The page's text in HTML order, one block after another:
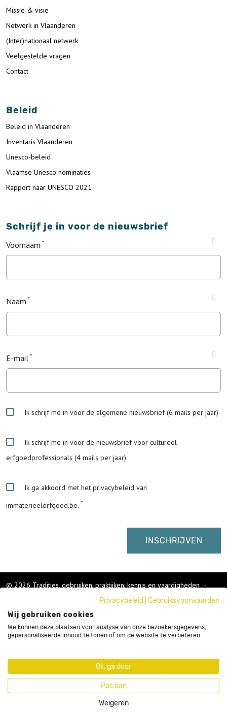
Missie & visie
Netwerk in Vlaanderen
(Inter)nationaal netwerk
Veelgestelde vragen
Contact
Beleid
Beleid in Vlaanderen
Inventaris Vlaanderen
Unesco-beleid
Vlaamse Unesco nominaties
Rapport naar UNESCO 2021
Schrijf je in voor de nieuwsbrief
Voornaam
Naam
E-mail
Ik schrijf me in voor de algemene nieuwsbrief (6 mails per jaar)
Ik schrijf me in voor de nieuwsbrief voor cultureel
erfgoedprofessionals (4 mails per jaar)
Ik ga akkoord met het privacybeleid van
immaterieelerfgoed.be.
© 2026 Tradities, gebruiken, praktijken, kennis en vaardigheden
-
Gebruikersvoorwaarden
Privacybeleid
Cookies
Sitemap
Webdesign by Code d'Or
Privacybeleid
Gebruiksvoorwaarden
Wij gebruiken cookies
We kunnen deze plaatsen voor analyse van onze bezoekersgegevens,
gepersonaliseerde inhoud te tonen of om de website te verbeteren.
Ok, ga door
Pas aan
Weigeren